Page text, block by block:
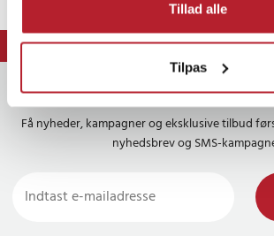
Tillad alle
Tilpas
⭐ 365 dages fortrydelsesret
Nyhedsbrevet
Få nyheder, kampagner og eksklusive tilbud
nyhedsbrev og SMS-